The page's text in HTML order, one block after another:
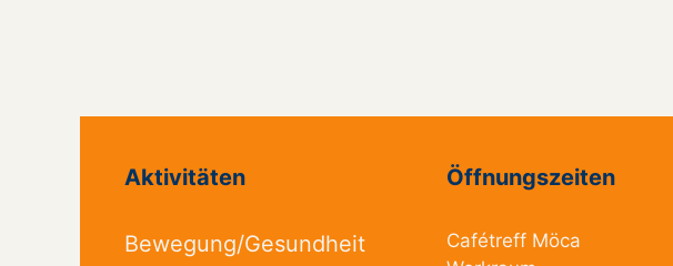
Aktivitäten
Bewegung/Gesundheit
Öffnungszeiten
Cafétreff Möca